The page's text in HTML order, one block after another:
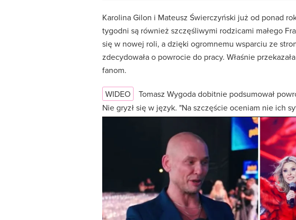
Karolina Gilon i Mateusz Świerczyński już od ponad
tygodni są również szczęśliwymi rodzicami małego
się w nowej roli, a dzięki ogromnemu wsparciu ze
zdecydowała o powrocie do pracy. Właśnie
fanom.
WIDEO
Tomasz Wygoda dobitnie podsumował
Nie gryzł się w język. "Na szczęście oceniam nie ich